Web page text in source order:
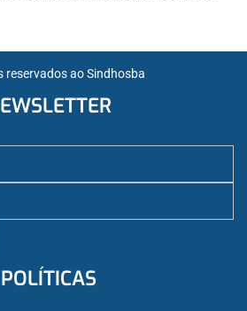
ao Sindhosba
POLÍTICAS